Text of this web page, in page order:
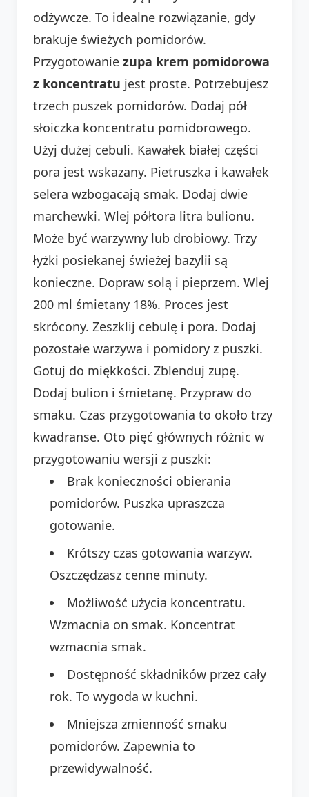
odżywcze. To idealne rozwiązanie, gdy
brakuje świeżych pomidorów.
Przygotowanie zupa krem pomidorowa
z koncentratu jest proste. Potrzebujesz
trzech puszek pomidorów. Dodaj pół
słoiczka koncentratu pomidorowego.
Użyj dużej cebuli. Kawałek białej części
pora jest wskazany. Pietruszka i kawałek
selera wzbogacają smak. Dodaj dwie
marchewki. Wlej półtora litra bulionu.
Może być warzywny lub drobiowy. Trzy
łyżki posiekanej świeżej bazylii są
konieczne. Dopraw solą i pieprzem. Wlej
200 ml śmietany 18%. Proces jest
skrócony. Zeszklij cebulę i pora. Dodaj
pozostałe warzywa i pomidory z puszki.
Gotuj do miękkości. Zblenduj zupę.
Dodaj bulion i śmietanę. Przypraw do
smaku. Czas przygotowania to około trzy
kwadranse. Oto pięć głównych różnic w
przygotowaniu wersji z puszki:
Brak konieczności obierania
pomidorów. Puszka upraszcza
gotowanie.
Krótszy czas gotowania warzyw.
Oszczędzasz cenne minuty.
Możliwość użycia koncentratu.
Wzmacnia on smak. Koncentrat
wzmacnia smak.
Dostępność składników przez cały
rok. To wygoda w kuchni.
Mniejsza zmienność smaku
pomidorów. Zapewnia to
przewidywalność.